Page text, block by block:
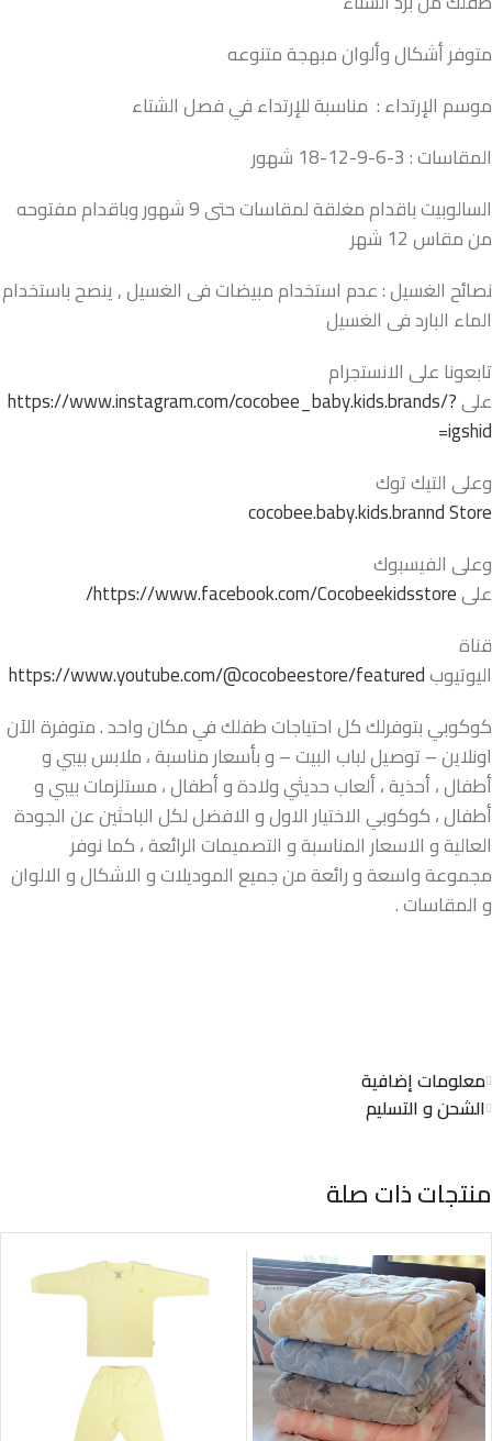
متوفر أشكال وألوان مبهجة متنوعه
موسم الإرتداء : مناسبة للإرتداء في فصل الشتاء
المقاسات : 3-6-9-12-18 شهور
السالوبيت باقدام مغلقة لمقاسات حتى 9 شهور وباقدام مفتوحه
من مقاس 12 شهر
نصائح الغسيل : عدم استخدام مبيضات فى الغسيل , ينصح باستخدام
الماء البارد فى الغسيل
تابعونا على الانستجرام
علىhttps://www.instagram.com/cocobee_baby.kids.brands/?
igshid=
وعلى التيك توك
cocobee.baby.kids.brannd Store
وعلى الفيسبوك
علىhttps://www.facebook.com/Cocobeekidsstore/
قناة
اليوتيوبhttps://www.youtube.com/@cocobeestore/featured
كوكوبي بتوفرلك كل احتياجات طفلك في مكان واحد . متوفرة الآن
اونلاين – توصيل لباب البيت – و بأسعار مناسبة ، ملابس بيبي و
أطفال ، أحذية ، ألعاب حديثي ولادة و أطفال ، مستلزمات بيبي و
أطفال ، كوكوبي الاختيار الاول و الافضل لكل الباحثين عن الجودة
العالية و الاسعار المناسبة و التصميمات الرائعة ، كما نوفر
مجموعة واسعة و رائعة من جميع الموديلات و الاشكال و الالوان
و المقاسات .
معلومات إضافية
الشحن و التسليم
منتجات ذات صلة